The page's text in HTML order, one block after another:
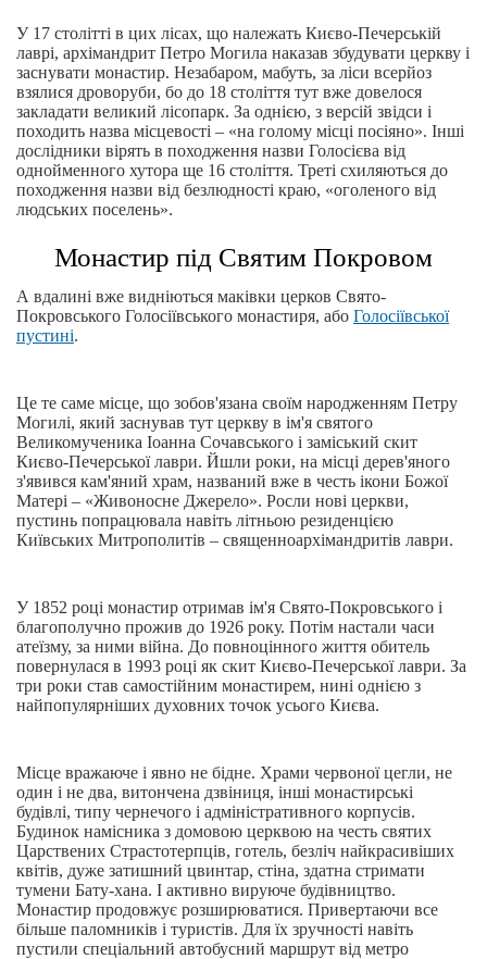
У 17 столітті в цих лісах, що належать Києво-Печерській
лаврі, архімандрит Петро Могила наказав збудувати церкву і
заснувати монастир. Незабаром, мабуть, за ліси всерйоз
взялися дроворуби, бо до 18 століття тут вже довелося
закладати великий лісопарк. За однією, з версій звідси і
походить назва місцевості – «на голому місці посіяно». Інші
дослідники вірять в походження назви Голосієва від
однойменного хутора ще 16 століття. Треті схиляються до
походження назви від безлюдності краю, «оголеного від
людських поселень».
Монастир під Святим Покровом
А вдалині вже видніються маківки церков Свято-
Покровського Голосіївського монастиря, або Голосіївської
пустині.
Це те саме місце, що зобов'язана своїм народженням Петру
Могилі, який заснував тут церкву в ім'я святого
Великомученика Іоанна Сочавського і заміський скит
Києво-Печерської лаври. Йшли роки, на місці дерев'яного
з'явився кам'яний храм, названий вже в честь ікони Божої
Матері – «Живоносне Джерело». Росли нові церкви,
пустинь попрацювала навіть літньою резиденцією
Київських Митрополитів – священноархімандритів лаври.
У 1852 році монастир отримав ім'я Свято-Покровського і
благополучно прожив до 1926 року. Потім настали часи
атеїзму, за ними війна. До повноцінного життя обитель
повернулася в 1993 році як скит Києво-Печерської лаври. За
три роки став самостійним монастирем, нині однією з
найпопулярніших духовних точок усього Києва.
Місце вражаюче і явно не бідне. Храми червоної цегли, не
один і не два, витончена дзвіниця, інші монастирські
будівлі, типу чернечого і адміністративного корпусів.
Будинок намісника з домовою церквою на честь святих
Царствених Страстотерпців, готель, безліч найкрасивіших
квітів, дуже затишний цвинтар, стіна, здатна стримати
тумени Бату-хана. І активно вируюче будівництво.
Монастир продовжує розширюватися. Привертаючи все
більше паломників і туристів. Для їх зручності навіть
пустили спеціальний автобусний маршрут від метро